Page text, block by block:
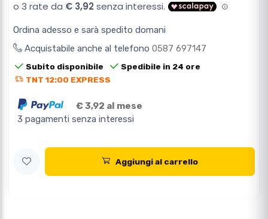
Ordina adesso e sarà spedito domani
Acquistabile anche al telefono 0587 697147
Subito disponibile
Spedibile in 24 ore
TNT 12:00 EXPRESS
€ 3,92 al mese
3 pagamenti senza interessi
Aggiungi al carrello